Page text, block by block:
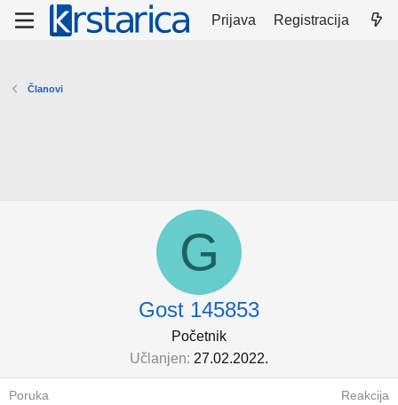
Prijava Registracija
Članovi
G
Gost 145853
Početnik
Učlanjen 27.02.2022.
Poruka Reakcija